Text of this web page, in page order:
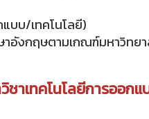
บบ/เทคโนโลยี)
าอังกฤษตามเกณฑ์มหาวิทย
เทคโนโลยีการออกแ